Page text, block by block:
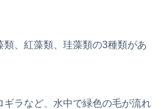
、紅藻類、珪藻類の3種類があ
ギラなど、水中で緑色の毛が流れ